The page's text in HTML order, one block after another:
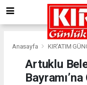
Anasayfa KIR'ATIM
Artuklu